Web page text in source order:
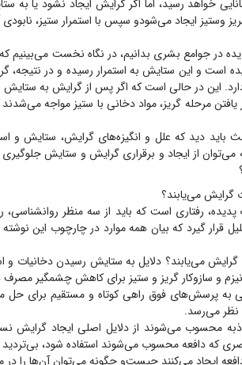
خواهد رسید، اما اگر گرایش ایجاد نشود یا به
وستیز ایجاد می‌شودو سپس با استمرار ستیز،
در جوامع بشری بدانیم، در نگاه نخست
است و این ستایش به استمرار رسیده و در
این در حالی است که اگر پس از گرایش به ستایش
یافتن مرحله گریز، مواد دخانی با ستیز مواجه
باید دید که علل و انگیزه‌های گرایش، ستایش و
از ایجاد و برقراری گرایش و ستایش جلوگیری
گرایش می‌یابند؟
رفتاری است که باید از سه منظر روانشناسی،
قرار گیرد که بیان همه موارد در چارچوب این
گرایش می‌یابند؟ دلایل به ستایش رسیدن دخانیات
و ساز‌وکار گریز و ستیز برای کاهش چشمگیر مصرف
به پرسش‌های فوق راهی کوتاه و مستقیم برای
نظر می‌رسد.
محسوب می‌شوند از دلایل اصلی ایجاد گرایش
که دافعه محسوب می‌شوند استفاده شود،
ایجاد می‌کنند چیست‌و چگونه می‌توان آن‌ها را